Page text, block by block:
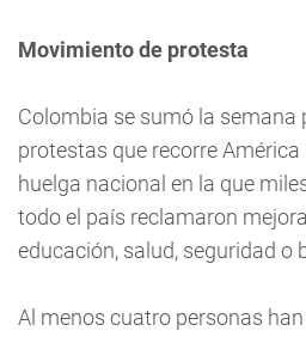
Movimiento de protesta
Colombia se sumó la semana
protestas que recorre
huelga nacional en la que
todo el país reclamaron
educación, salud, seguridad o
Al menos cuatro personas